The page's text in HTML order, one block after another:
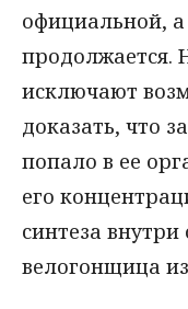
официальной,
продолжается.
исключают
доказать, что
попало в ее
его
синтеза
велогонщица